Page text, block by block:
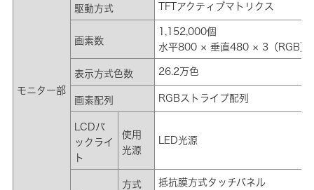
モニター部
駆動方式 TFTアクティブマトリクス
画素数
1,152,000個
水平800 × 垂直480 × 3（RGB）
表示方式色数 26.2万色
画素配列 RGBストライプ配列
LCDバ
ックライ
ト
使用
光源
LED光源
方式 抵抗膜方式タッチパネル